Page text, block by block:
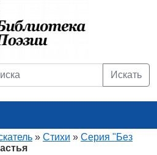
Искать
» Стихи » Серия "Без